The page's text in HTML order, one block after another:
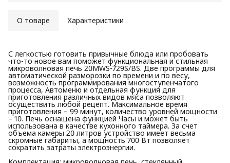
О товаре Характеристики
С легкостью готовить привычные блюда или пробовать
что-то новое вам поможет функциональная и стильная
микроволновая печь 20MWS-729S/BS. Две программы для
автоматической разморозки по времени и по весу,
возможность программирования многоступенчатого
процесса, Автоменю и отдельная функция для
приготовления различных видов мяса позволяют
осуществить любой рецепт. Максимальное время
приготовления – 99 минут, количество уровней мощности
– 10. Печь оснащена функцией Часы и может быть
использована в качестве кухонного таймера. За счет
объема камеры 20 литров устройство имеет весьма
скромные габариты, а мощность 700 Вт позволяет
сократить затраты электроэнергии.